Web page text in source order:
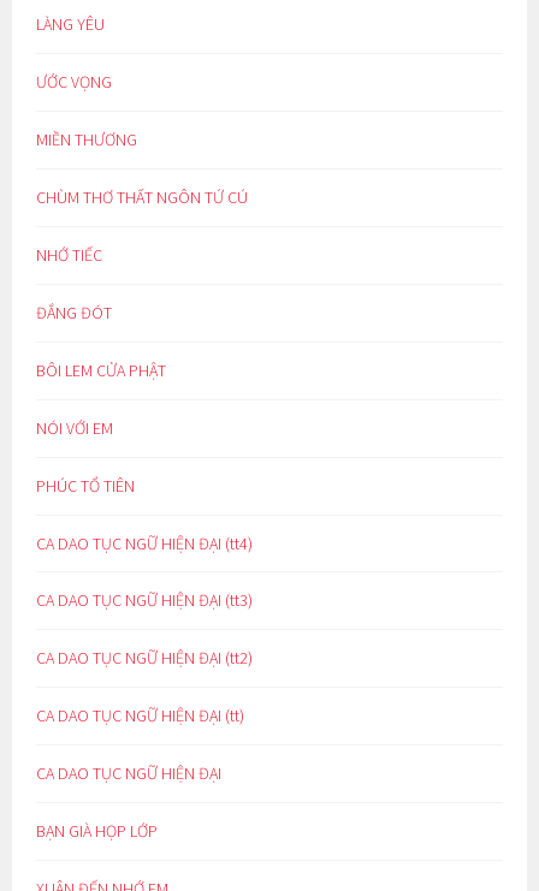
LÀNG YÊU
ƯỚC VỌNG
MIỀN THƯƠNG
CHÙM THƠ THẤT NGÔN TỨ CÚ
NHỚ TIẾC
ĐẮNG ĐÓT
BÔI LEM CỬA PHẬT
NÓI VỚI EM
PHÚC TỔ TIÊN
CA DAO TỤC NGỮ HIỆN ĐẠI (tt4)
CA DAO TỤC NGỮ HIỆN ĐẠI (tt3)
CA DAO TỤC NGỮ HIỆN ĐẠI (tt2)
CA DAO TỤC NGỮ HIỆN ĐẠI (tt)
CA DAO TỤC NGỮ HIỆN ĐẠI
BẠN GIÀ HỌP LỚP